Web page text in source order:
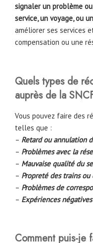
signaler un problème
service, un voyage, ou
améliorer ses services
compensation ou une
Quels types de
auprès de la
Vous pouvez faire des
telles que :
– Retard ou annulation
– Problèmes avec la
– Mauvaise qualité du
– Propreté des trains ou
– Problèmes de
– Expériences
Comment puis-je